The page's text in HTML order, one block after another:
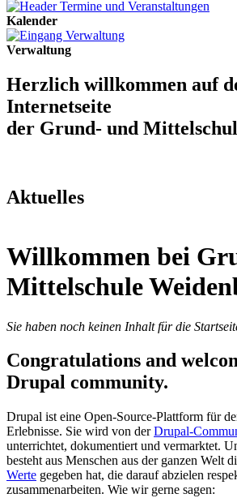
Kalender
Verwaltung
Herzlich willkommen auf
Internetseite
der Grund- und
Aktuelles
Willkommen bei
Mittelschule
Sie haben noch keinen Inhalt für die
Congratulations and
Drupal community.
Drupal ist eine Open-Source-Plattform für
Erlebnisse. Sie wird von derDrupal-
unterrichtet, dokumentiert und vermarktet.
besteht aus Menschen aus der ganzen Welt
Werte gegeben hat, die darauf abzielen
zusammenarbeiten. Wie wir gerne sagen: